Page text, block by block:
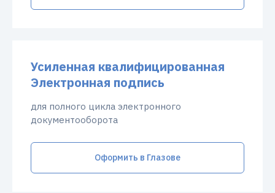
Усиленная квалифицированная
Электронная подпись
для полного цикла электронного
документооборота
Оформить в Глазове